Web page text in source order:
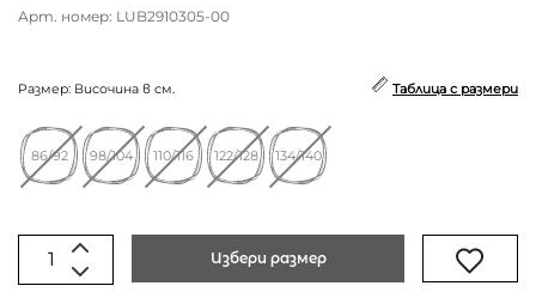
Арт. номер: LUB2910305-00
Размер: Височина в см. Таблица с размери
86/92 98/104 110/116 122/128 134/140
Избери размер